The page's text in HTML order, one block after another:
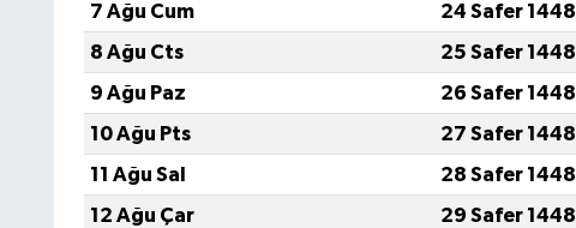
7 Ağu Cum
24 Safer 1448
8 Ağu Cts
25 Safer 1448
9 Ağu Paz
26 Safer 1448
10 Ağu Pts
27 Safer 1448
11 Ağu Sal
28 Safer 1448
12 Ağu Çar
29 Safer 1448